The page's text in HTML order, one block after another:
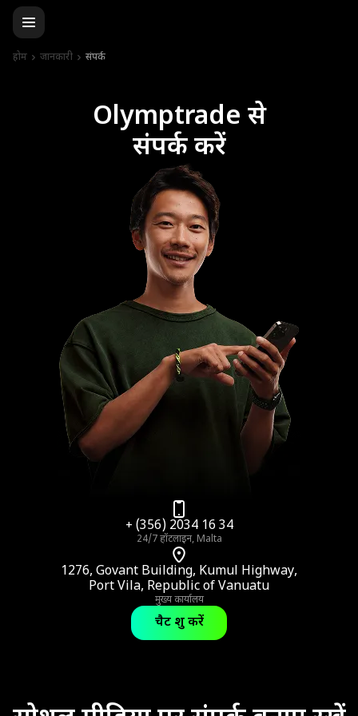
होम जानकारी संपर्क
Olymptrade से
संपर्क करें
+ (356) 2034 16 34
24/7 हॉटलाइन, Malta
1276, Govant Building, Kumul Highway,
Port Vila, Republic of Vanuatu
मुख्य कार्यालय
चैट शुरू करें